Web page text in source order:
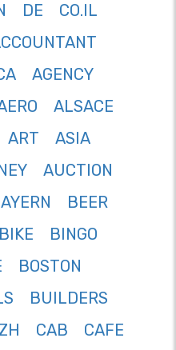
DE
CO.IL
AGENCY
ALSACE
ART
ASIA
AUCTION
BEER
BIKE
BINGO
BOSTON
BUILDERS
CAB
CAFE